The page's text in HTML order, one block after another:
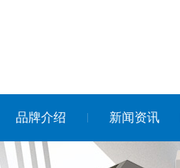
品牌介绍 新闻资讯